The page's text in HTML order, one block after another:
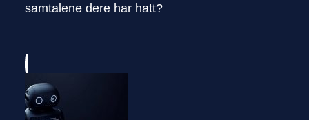
samtalene dere har hatt?